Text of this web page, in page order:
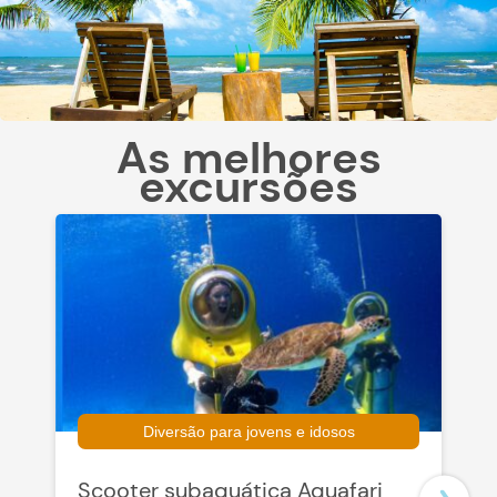
As melhores
excursões
Diversão para jovens e idosos
Scooter subaquática Aquafari